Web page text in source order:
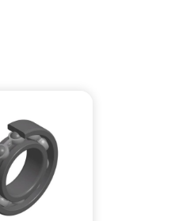
32 mm